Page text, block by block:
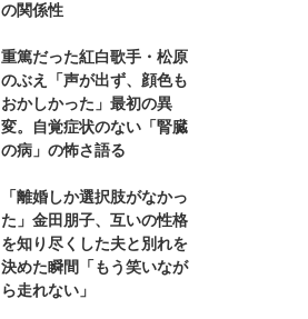
の関係性
重篤だった紅白歌手・松原
のぶえ「声が出ず、顔色も
おかしかった」最初の異
変。自覚症状のない「腎臓
の病」の怖さ語る
「離婚しか選択肢がなかっ
た」金田朋子、互いの性格
を知り尽くした夫と別れを
決めた瞬間「もう笑いなが
ら走れない」